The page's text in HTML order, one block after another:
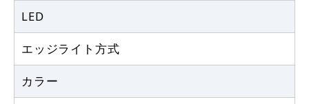
LED
エッジライト方式
カラー